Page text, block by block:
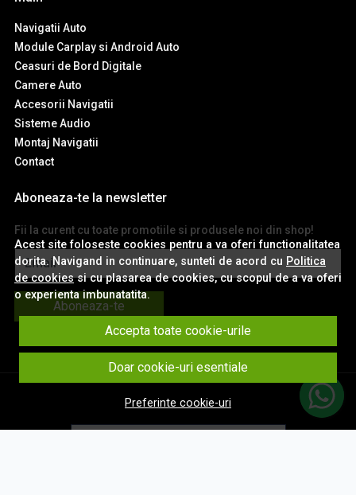
Acest site foloseste cookies pentru a va oferi functionalitatea
dorita. Navigand in continuare, sunteti de acord cu Politica
de cookiessi cu plasarea de cookies, cu scopul de a va oferi
o experienta imbunatatita.
Accepta toate cookie-urile
Doar cookie-uri esentiale
Preferinte cookie-uri
Navigatii Auto
Module Carplay si Android Auto
Ceasuri de Bord Digitale
Camere Auto
Accesorii Navigatii
Sisteme Audio
Montaj Navigatii
Contact
Aboneaza-te la newsletter
Fii la curent cu toate promotiile si produsele noi din shop!
Email
Aboneaza-te